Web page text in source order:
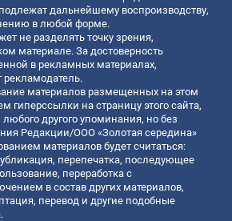
дальнейшему воспроизводству,
в любой форме.
не разделять точку зрения,
материале. За достоверность
в рекламных материалах,
рекламодатель.
материалов размещенных на этом
гиперссылки на страницу этого сайта,
любого другого упоминания, но без
Редакции/ООО «Золотая середина»
материалов будет считаться:
перепечатка, последующее
переработка с
в состав других материалов,
перевод и другие подобные